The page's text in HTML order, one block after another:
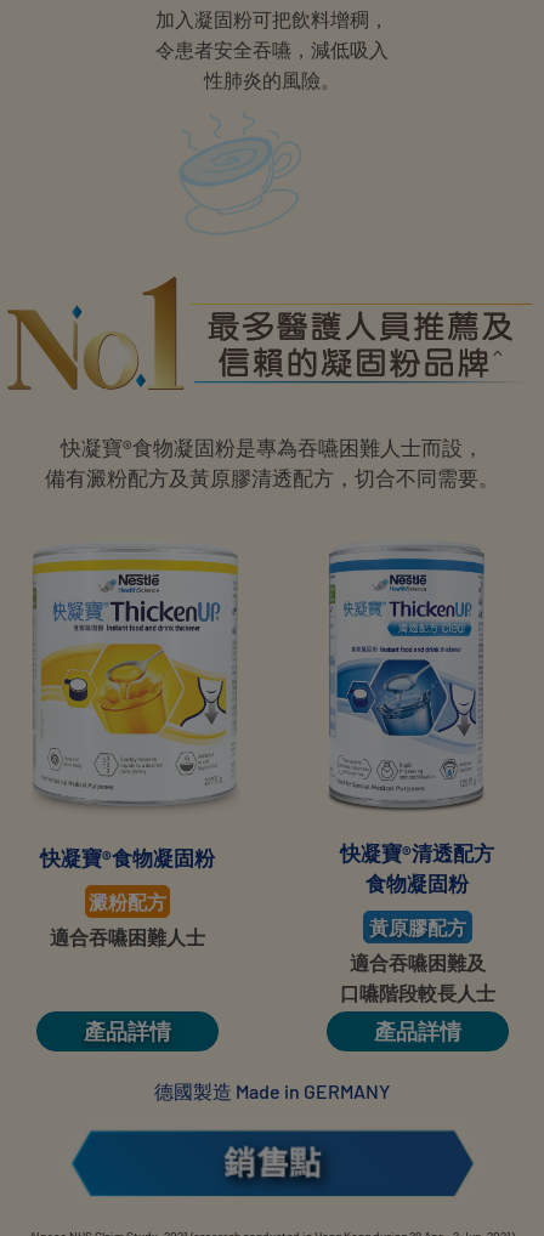
加入凝固粉可把飲料增稠，
令患者安全吞嚥，減低吸入
性肺炎的風險。
快凝寶®食物凝固粉是專為吞嚥困難人士而設，
備有澱粉配方及黃原膠清透配方，切合不同需要。
快凝寶®食物凝固粉
澱粉配方
適合吞嚥困難人士
產品詳情
快凝寶®清透配方
食物凝固粉
黃原膠配方
適合吞嚥困難及
口嚥階段較長人士
產品詳情
德國製造 Made in GERMANY